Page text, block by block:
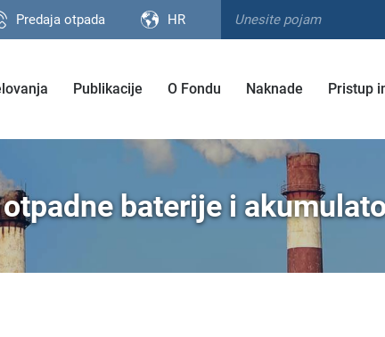
Predaja otpada HR
Publikacije O Fondu Naknade Pristup
baterije i